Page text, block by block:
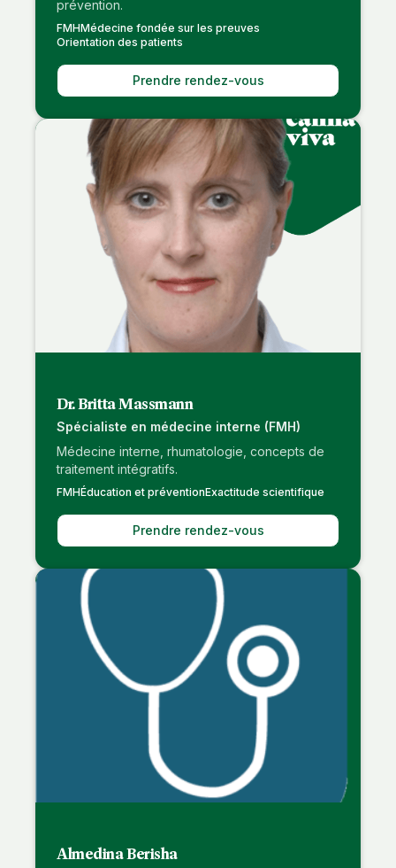
prévention.
FMHMédecine fondée sur les preuves
Orientation des patients
Prendre rendez-vous
Dr. Britta Massmann
Spécialiste en médecine interne (FMH)
Médecine interne, rhumatologie, concepts de
traitement intégratifs.
FMHÉducation et préventionExactitude scientifique
Prendre rendez-vous
Almedina Berisha